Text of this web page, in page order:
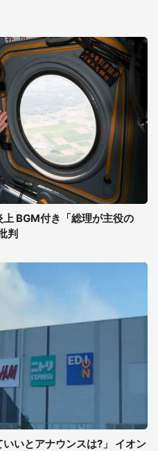
BGM付き「総理が主役の
判
いいとアナウンスは?」 イオン